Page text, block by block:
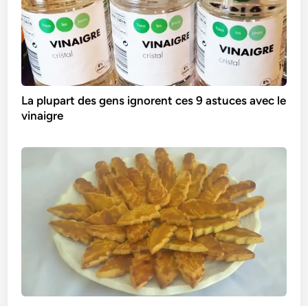
La plupart des gens ignorent ces 9 astuces avec le
vinaigre